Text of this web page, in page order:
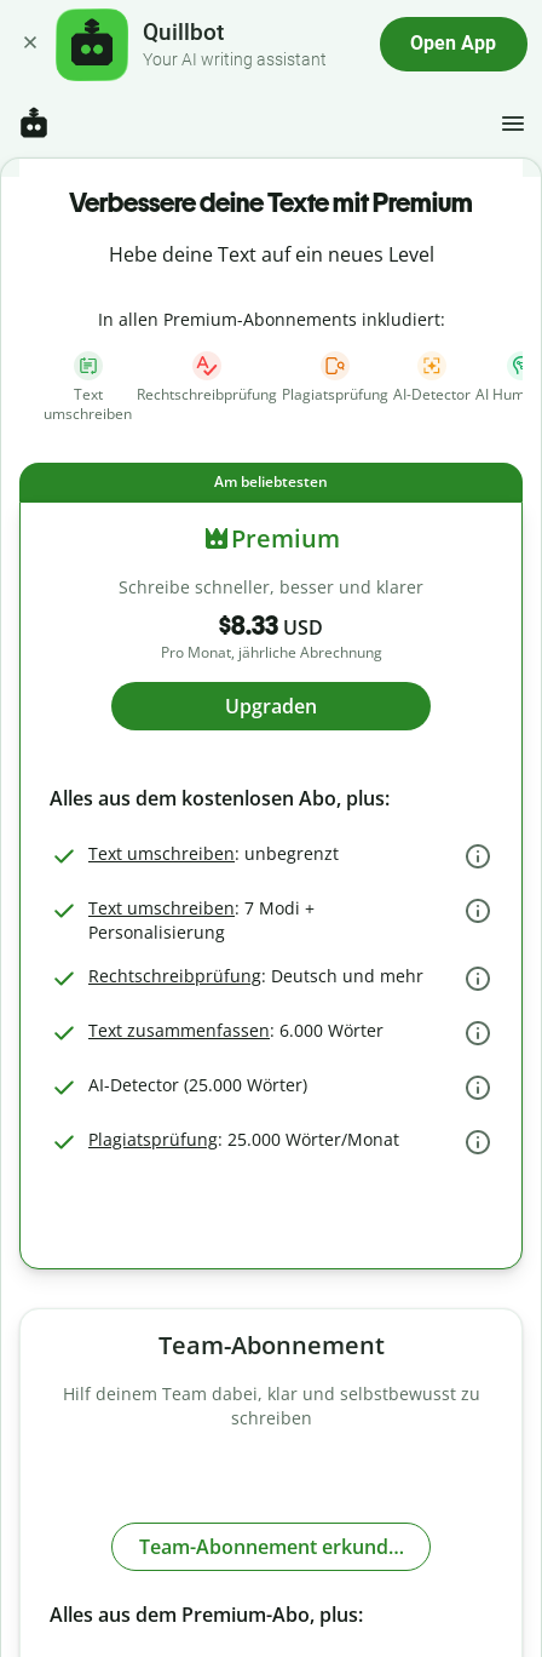
Quillbot
Your AI writing assistant
Open App
Verbessere deine Texte mit Premium
Hebe deine Text auf ein neues Level
In allen Premium-Abonnements inkludiert:
Text
umschreiben
Rechtschreibprüfung Plagiatsprüfung AI-Detector AI
Am beliebtesten
Premium
Schreibe schneller, besser und klarer
$8.33 USD
Pro Monat, jährliche Abrechnung
Upgraden
Alles aus dem kostenlosen Abo, plus:
Text umschreiben: unbegrenzt
Text umschreiben: 7 Modi +
Personalisierung
Rechtschreibprüfung: Deutsch und mehr
Text zusammenfassen: 6.000 Wörter
AI-Detector (25.000 Wörter)
Plagiatsprüfung: 25.000 Wörter/Monat
Team-Abonnement
Hilf deinem Team dabei, klar und selbstbewusst zu
schreiben
Team-Abonnement erkunden
Alles aus dem Premium-Abo, plus: